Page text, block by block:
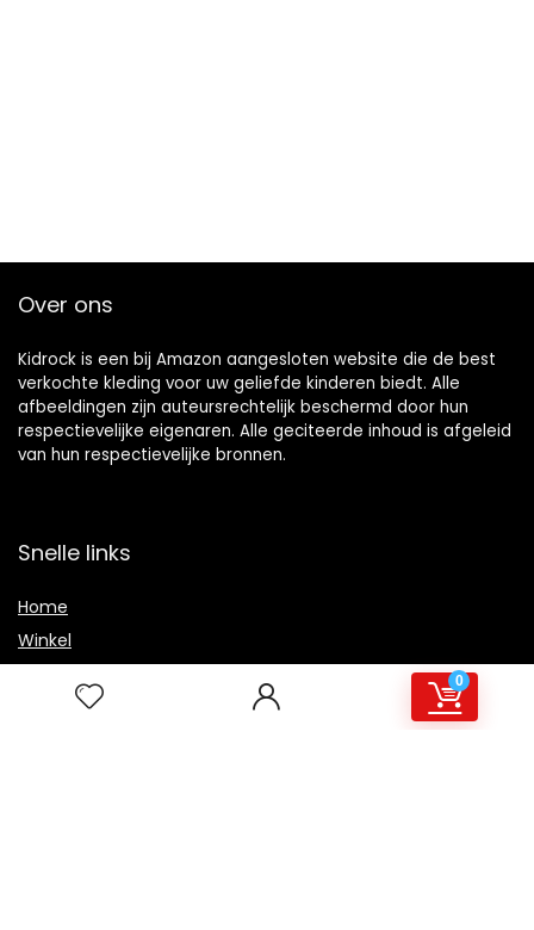
0
Over ons
Kidrock is een bij Amazon aangesloten website die de best
verkochte kleding voor uw geliefde kinderen biedt. Alle
afbeeldingen zijn auteursrechtelijk beschermd door hun
respectievelijke eigenaren. Alle geciteerde inhoud is afgeleid
van hun respectievelijke bronnen.
Snelle links
Home
Winkel
Overzicht